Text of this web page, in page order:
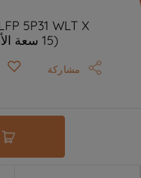
(15 سعة الأطقم, حجم كامل)
مشاركة